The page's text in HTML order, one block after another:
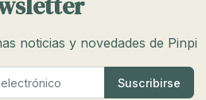
noticias y novedades de Pinpi